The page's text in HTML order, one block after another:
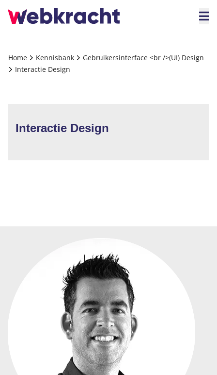
Home Kennisbank
Gebruikersinterface <br />(UI) Design
Interactie Design
Interactie Design